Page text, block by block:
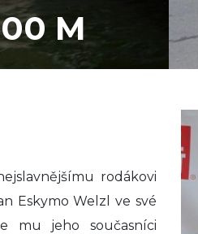
M
rodákovi
Eskymo Welzl ve své
mu jeho současníci